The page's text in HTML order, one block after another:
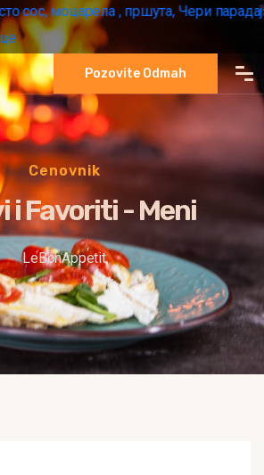
моцарела , пршута, Чери парадајз )
Pozovite Odmah
Cenovnik
i Favoriti - Meni
LeBonAppetit